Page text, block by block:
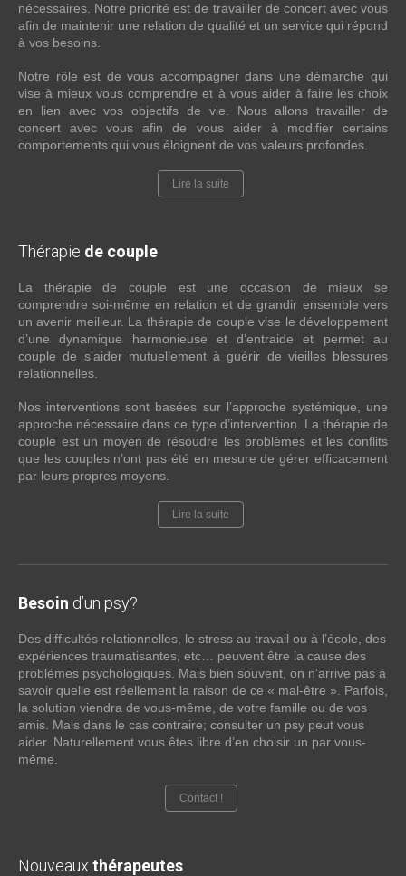
nécessaires. Notre priorité est de travailler de concert avec vous
afin de maintenir une relation de qualité et un service qui répond
à vos besoins.
Notre rôle est de vous accompagner dans une démarche qui
vise à mieux vous comprendre et à vous aider à faire les choix
en lien avec vos objectifs de vie. Nous allons travailler de
concert avec vous afin de vous aider à modifier certains
comportements qui vous éloignent de vos valeurs profondes.
Lire la suite
Thérapie de couple
La thérapie de couple est une occasion de mieux se
comprendre soi-même en relation et de grandir ensemble vers
un avenir meilleur. La thérapie de couple vise le développement
d’une dynamique harmonieuse et d’entraide et permet au
couple de s’aider mutuellement à guérir de vieilles blessures
relationnelles.
Nos interventions sont basées sur l’approche systémique, une
approche nécessaire dans ce type d’intervention. La thérapie de
couple est un moyen de résoudre les problèmes et les conflits
que les couples n’ont pas été en mesure de gérer efficacement
par leurs propres moyens.
Lire la suite
Besoin d’un psy?
Des difficultés relationnelles, le stress au travail ou à l’école, des
expériences traumatisantes, etc… peuvent être la cause des
problèmes psychologiques. Mais bien souvent, on n’arrive pas à
savoir quelle est réellement la raison de ce « mal-être ». Parfois,
la solution viendra de vous-même, de votre famille ou de vos
amis. Mais dans le cas contraire; consulter un psy peut vous
aider. Naturellement vous êtes libre d’en choisir un par vous-
même.
Contact !
Nouveaux thérapeutes